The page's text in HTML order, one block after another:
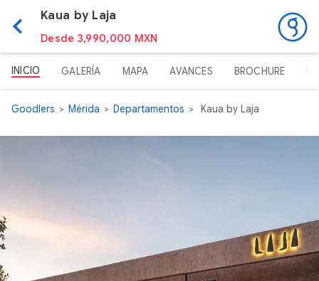
Kaua by Laja
Desde 3,990,000 MXN
INICIO GALERÍA MAPA AVANCES BROCHURE
Goodlers Mérida Departamentos Kaua by Laja